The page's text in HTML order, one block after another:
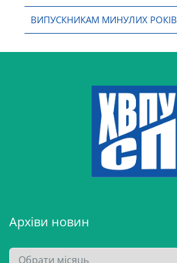
ВИПУСКНИКАМ МИНУЛИХ РОКІВ
Архіви новин
А